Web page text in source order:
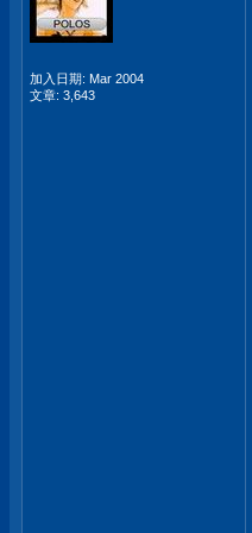
加入日期: Mar 2004
文章: 3,643